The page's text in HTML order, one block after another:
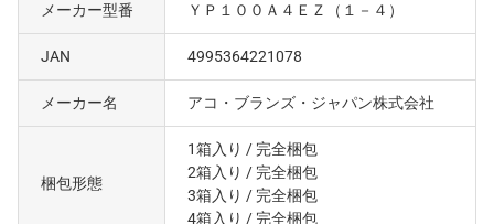
メーカー型番 ＹＰ１００Ａ４ＥＺ（１－４）
JAN 4995364221078
メーカー名 アコ・ブランズ・ジャパン株式会社
梱包形態
1箱入り / 完全梱包
2箱入り / 完全梱包
3箱入り / 完全梱包
4箱入り / 完全梱包